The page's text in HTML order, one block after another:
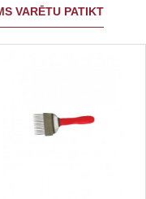
VARĒTU PATIKT